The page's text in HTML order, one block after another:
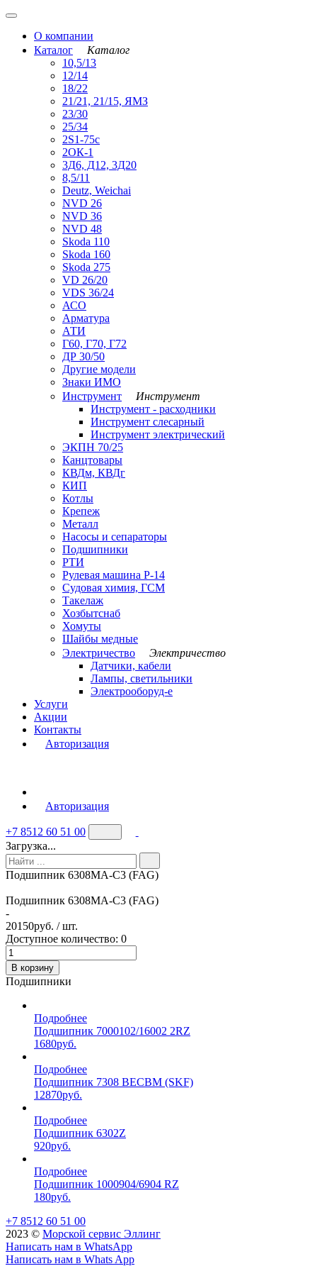
О компании
Каталог
Каталог
10,5/13
12/14
18/22
21/21, 21/15, ЯМЗ
23/30
25/34
2S1-75с
2ОК-1
3Д6, Д12, 3Д20
8,5/11
Deutz, Weichai
NVD 26
NVD 36
NVD 48
Skoda 110
Skoda 160
Skoda 275
VD 26/20
VDS 36/24
АСО
Арматура
АТИ
Г60, Г70, Г72
ДР 30/50
Другие модели
Знаки ИМО
Инструмент
Инструмент
Инструмент - расходники
Инструмент слесарный
Инструмент электрический
ЭКПН 70/25
Канцтовары
КВДм, КВДг
КИП
Котлы
Крепеж
Металл
Насосы и сепараторы
Подшипники
РТИ
Рулевая машина Р-14
Судовая химия, ГСМ
Такелаж
Хозбытснаб
Хомуты
Шайбы медные
Электричество
Электричество
Датчики, кабели
Лампы, светильники
Электрооборуд-е
Услуги
Акции
Контакты
Авторизация
Авторизация
+7 8512 60 51 00
Загрузка...
Подшипник 6308MA-C3 (FAG)
Подшипник 6308MA-C3 (FAG)
-
20150руб. / шт.
Доступное количество: 0
В корзину
Подшипники
Подробнее
Подшипник 7000102/16002 2RZ
1680руб.
Подробнее
Подшипник 7308 BECBM (SKF)
12870руб.
Подробнее
Подшипник 6302Z
920руб.
Подробнее
Подшипник 1000904/6904 RZ
180руб.
+7 8512 60 51 00
2023 ©️ Морской сервис Эллинг
Написать нам в WhatsApp
Написать нам в Whats App